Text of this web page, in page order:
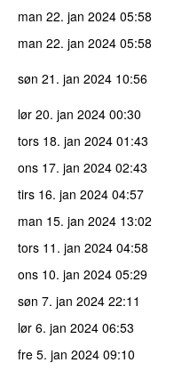
man 22. jan 2024 05:58
man 22. jan 2024 05:58
søn 21. jan 2024 10:56
lør 20. jan 2024 00:30
tors 18. jan 2024 01:43
ons 17. jan 2024 02:43
tirs 16. jan 2024 04:57
man 15. jan 2024 13:02
tors 11. jan 2024 04:58
ons 10. jan 2024 05:29
søn 7. jan 2024 22:11
lør 6. jan 2024 06:53
fre 5. jan 2024 09:10